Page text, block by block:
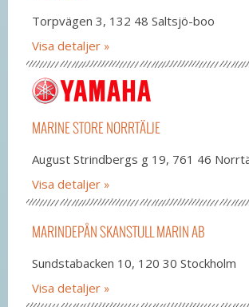
Torpvägen 3, 132 48 Saltsjö-boo
Visa detaljer
MARINE STORE NORRTÄLJE
August Strindbergs g 19, 761 46
Visa detaljer
MARINDEPÅN SKANSTULL MARIN AB
Sundstabacken 10, 120 30 Stockholm
Visa detaljer